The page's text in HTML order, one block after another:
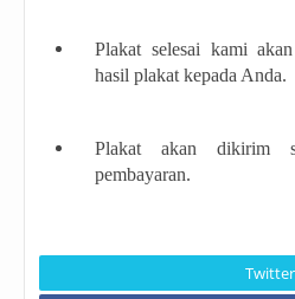
Plakat selesai kami
hasil plakat kepada Anda.
Plakat akan dikirim
pembayaran.
Twitter